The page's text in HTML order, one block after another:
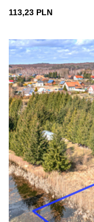
113,23 PLN